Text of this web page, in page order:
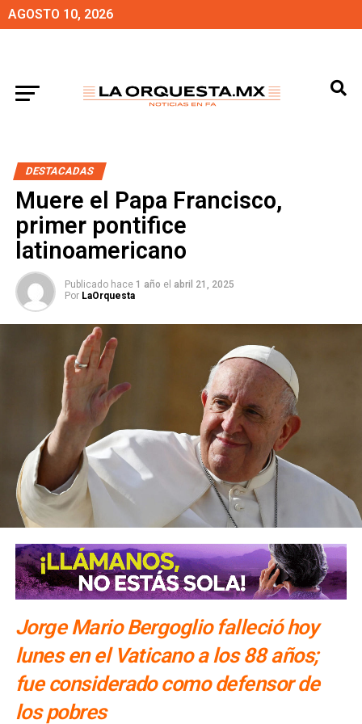
AGOSTO 10, 2026
DESTACADAS
Muere el Papa Francisco,
primer pontifice
latinoamericano
Publicado hace 1 año el abril 21, 2025
Por LaOrquesta
Jorge Mario Bergoglio falleció hoy
lunes en el Vaticano a los 88 años;
fue considerado como defensor de
los pobres